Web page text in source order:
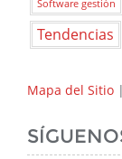
Software gestión
Tendencias
Mapa del Sitio |